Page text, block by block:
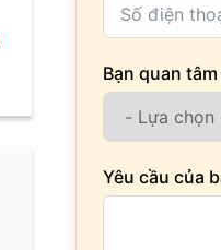
Bạn quan tâm
Yêu cầu của